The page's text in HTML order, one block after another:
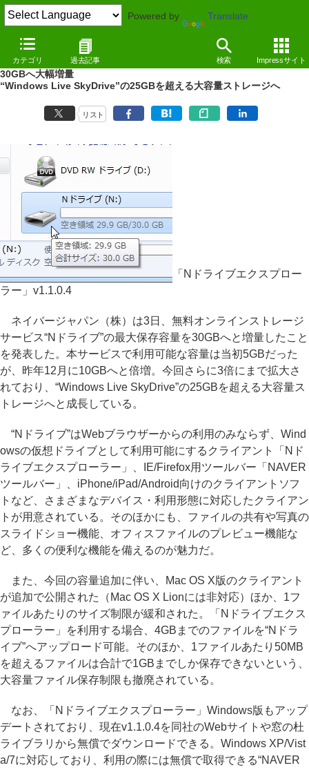
Powered by Translate
カテゴリ 過去記事 検索 Impressサイト
NEWS（11/08/03 13:38）
無料オンラインストレージサービス“Nドライブ”の容量が10GBから
30GBへ大幅増量
“Windows Live SkyDrive”の25GBを超える大容量ストレージへ
リスト
「Nドライブエクスプロー
ラー」v1.1.0.4
ネイバージャパン（株）は3日、無料オンラインストレージ
サービス“Nドライブ”の最大保存容量を30GBへと増量したこと
を発表した。本サービスで利用可能な容量は当初5GBだった
が、昨年12月に10GBへと倍増。今回さらに3倍にまで拡大さ
れており、“Windows Live SkyDrive”の25GBを超える大容量ス
トレージへと成長している。
“Nドライブ”はWebブラウザーからの利用のみならず、Wind
owsの仮想ドライブとして利用可能にするクライアント「Nド
ライブエクスプローラー」、IE/Firefox用ツールバー「NAVER
ツールバー」、iPhone/iPad/Android向けのクライアントソフ
トなど、さまざまなデバイス・利用形態に対応したクライアン
トが用意されている。そのほかにも、ファイルの共有や写真の
スライドショー機能、オフィスファイルのプレビュー機能な
ど、多くの便利な機能を備えるのが魅力だ。
また、今回の容量追加に伴い、Mac OS X版のクライアント
が追加で公開された（Mac OS X Lionには非対応）ほか、1フ
ァイルあたりのサイズ制限が緩和された。「Nドライブエクス
プローラー」を利用する場合、4GBまでのファイルを“Nドラ
イブ”へアップロード可能。そのほか、1ファイルあたり50MB
を超えるファイルは合計で1GBまでしか保存できないという、
大容量ファイル保存制限も撤廃されている。
なお、「Nドライブエクスプローラー」Windows版もアップ
デートされており、現在v1.1.0.4を同社のWebサイトや窓の杜
ライブラリから無償でダウンロードできる。Windows XP/Vist
a/7に対応しており、利用の際には無償で取得できる“NAVER